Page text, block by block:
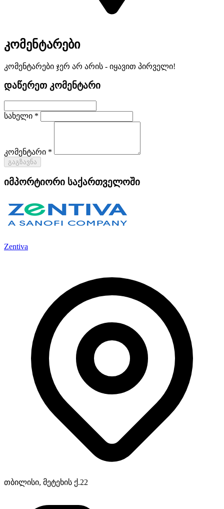
კომენტარები
კომენტარები ჯერ არ არის - იყავით პირველი!
დაწერეთ კომენტარი
სახელი *
კომენტარი *
გაგზავნა
იმპორტიორი საქართველოში
Zentiva
თბილისი, მეტეხის ქ.22